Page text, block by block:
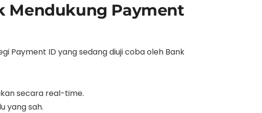
Mendukung Payment
Payment ID yang sedang diuji coba oleh Bank
secara real-time.
yang sah.